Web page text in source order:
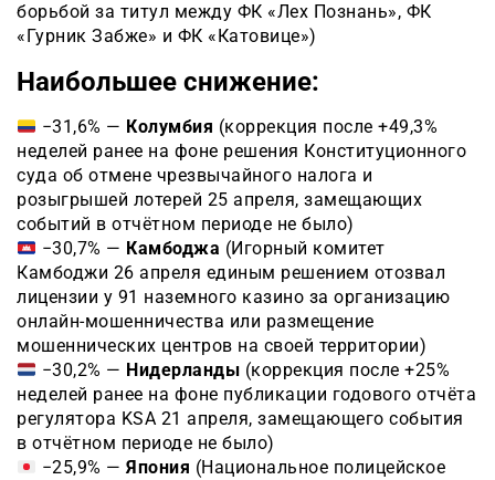
борьбой за титул между ФК «Лех Познань», ФК
«Гурник Забже» и ФК «Катовице»)
Наибольшее снижение:
−31,6% — Колумбия (коррекция после +49,3%
неделей ранее на фоне решения Конституционного
суда об отмене чрезвычайного налога и
розыгрышей лотерей 25 апреля, замещающих
событий в отчётном периоде не было)
−30,7% — Камбоджа (Игорный комитет
Камбоджи 26 апреля единым решением отозвал
лицензии у 91 наземного казино за организацию
онлайн-мошенничества или размещение
мошеннических центров на своей территории)
−30,2% — Нидерланды (коррекция после +25%
неделей ранее на фоне публикации годового отчёта
регулятора KSA 21 апреля, замещающего события
в отчётном периоде не было)
−25,9% —Япония (Национальное полицейское